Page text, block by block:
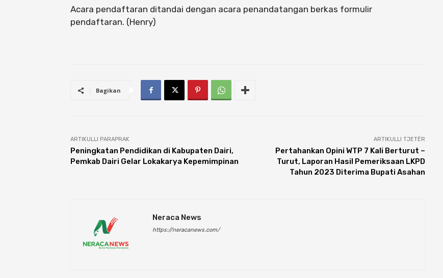
Acara pendaftaran ditandai dengan acara penandatangan berkas formulir
pendaftaran. (Henry)
Bagikan
ARTIKULLI PARAPRAK
Peningkatan Pendidikan di Kabupaten Dairi,
Pemkab Dairi Gelar Lokakarya Kepemimpinan
ARTIKULLI TJETËR
Pertahankan Opini WTP 7 Kali Berturut –
Turut, Laporan Hasil Pemeriksaan LKPD
Tahun 2023 Diterima Bupati Asahan
Neraca News
https://neracanews.com/